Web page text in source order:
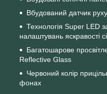
Вбудований датчик
Технологія Super LED
налаштувань яскравості
Багатошарове
Reflective Glass
Червоний колір
фонах